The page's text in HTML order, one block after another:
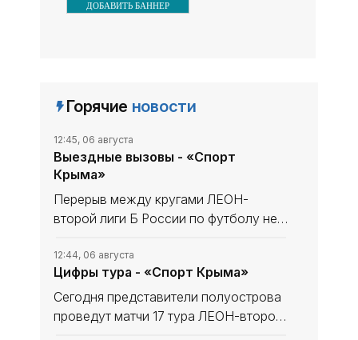
ДОБАВИТЬ БАННЕР
Горячие новости
12:45, 06 августа
Выездные вызовы - «Спорт
Крыма»
Перерыв между кругами ЛЕОН-
второй лиги Б России по футболу не
уходили в мини-отпуск в статусе
лидера и вышли из него с той же
уверенностью в своих силах, обыграв
12:44, 06 августа
Цифры тура - «Спорт Крыма»
Сегодня представители полуострова
проведут матчи 17 тура ЛЕОН-второй